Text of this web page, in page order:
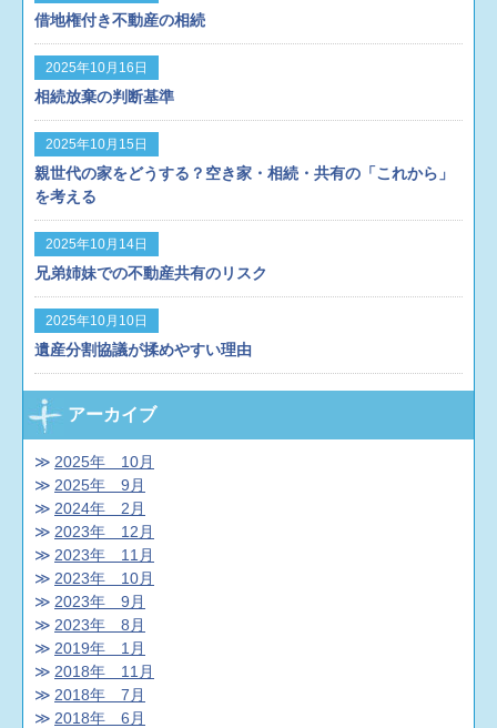
しい方式に従って自筆証書遺言を作成された遺
自筆証書遺言に関するルールが変わります。
（法務省）
http://www.moj.go.jp/MINJI/minji07_00240.html
〇自筆証書遺言の方式の緩和方策として考えら
れる例（法務省）
http://www.moj.go.jp/content/001279213.pdf
借地権付き不動産の相続
2025年10月16日
相続放棄の判断基準
2025年10月15日
親世代の家をどうする？空き家・相続・共有の「これから」
を考える
2025年10月14日
兄弟姉妹での不動産共有のリスク
2025年10月10日
遺産分割協議が揉めやすい理由
アーカイブ
2025年 10月
2025年 9月
2024年 2月
2023年 12月
2023年 11月
2023年 10月
2023年 9月
2023年 8月
2019年 1月
2018年 11月
2018年 7月
2018年 6月